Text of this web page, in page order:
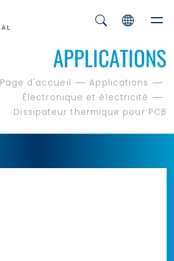
APPLICATIONS
Page d'accueil
Applications
Électronique et électricité
Dissipateur thermique pour PCB